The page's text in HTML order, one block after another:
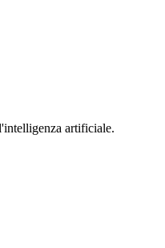
artificiale.